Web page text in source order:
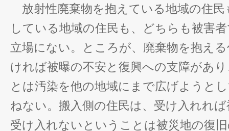
放射性廃棄物を抱えている地域の住民
している地域の住民も、どちらも被害
立場にない。ところが、廃棄物を抱え
ければ被曝の不安と復興への支障があ
とは汚染を他の地域にまで広げようと
ねない。搬入側の住民は、受け入れれ
受け入れないということは被災地の復